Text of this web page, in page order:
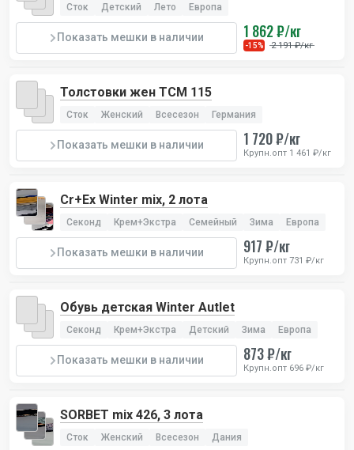
Сток Детский Лето Европа
Показать мешки в наличии 1 862 ₽/кг
-15% 2 191 ₽/кг
Толстовки жен TCM 115
Сток Женский Всесезон Германия
Показать мешки в наличии 1 720 ₽/кг
Крупн.опт 1 461 ₽/кг
Cr+Ex Winter mix, 2 лота
Секонд Крем+Экстра Семейный Зима Европа
Показать мешки в наличии 917 ₽/кг
Крупн.опт 731 ₽/кг
Обувь детская Winter Autlet
Секонд Крем+Экстра Детский Зима Европа
Показать мешки в наличии 873 ₽/кг
Крупн.опт 696 ₽/кг
SORBET mix 426, 3 лота
Сток Женский Всесезон Дания